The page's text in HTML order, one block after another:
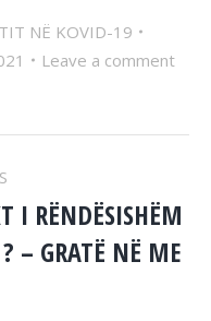
NË KOVID-19
Leave a comment
I RËNDËSISHËM
– GRATË NË ME